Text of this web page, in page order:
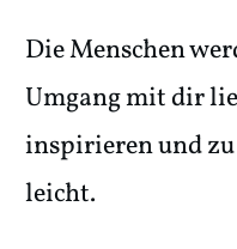
Die Menschen
Umgang mit dir
inspirieren und
leicht.